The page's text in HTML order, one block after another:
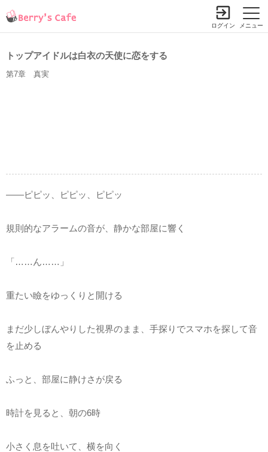
メニュー
ログイン
トップアイドルは白衣の天使に恋をする
第7章 真実
――ピピッ、ピピッ、ピピッ
規則的なアラームの音が、静かな部屋に響く
「……ん……」
重たい瞼をゆっくりと開ける
まだ少しぼんやりした視界のまま、手探りでスマホを探して音
を止める
ふっと、部屋に静けさが戻る
時計を見ると、朝の6時
小さく息を吐いて、横を向く